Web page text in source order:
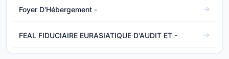
Foyer D'Hébergement -
FEAL FIDUCIAIRE EURASIATIQUE D'AUDIT ET -